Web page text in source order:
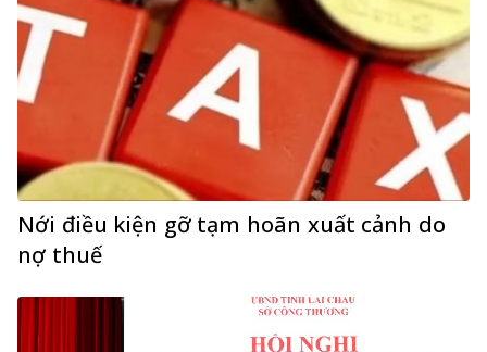
Nới điều kiện gỡ tạm hoãn xuất cảnh do
nợ thuế